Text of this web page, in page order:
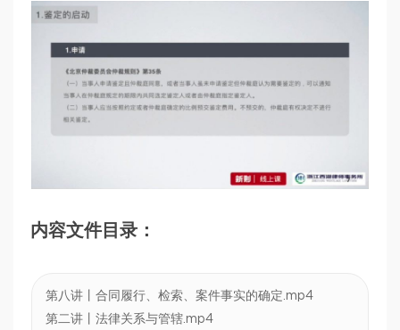
内容文件目录：
第八讲丨合同履行、检索、案件事实的确定.mp4
第二讲丨法律关系与管辖.mp4